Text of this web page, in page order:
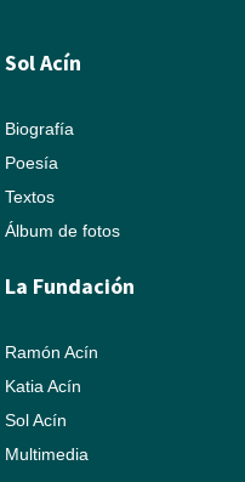
Sol Acín
Biografía
Poesía
Textos
Álbum de fotos
La Fundación
Ramón Acín
Katia Acín
Sol Acín
Multimedia